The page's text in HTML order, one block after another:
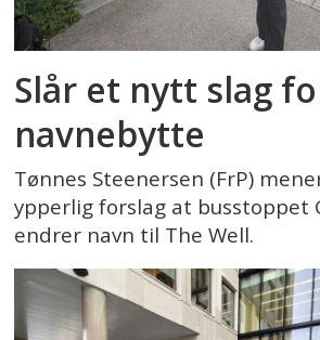
Slår et nytt slag
navnebytte
Tønnes Steenersen (FrP)
ypperlig forslag at busstoppet
endrer navn til The Well.